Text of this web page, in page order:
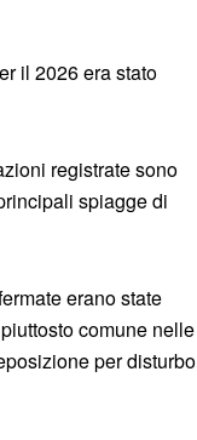
il 2026 era stato
registrate sono
spiagge di
erano state
comune nelle
per disturbo